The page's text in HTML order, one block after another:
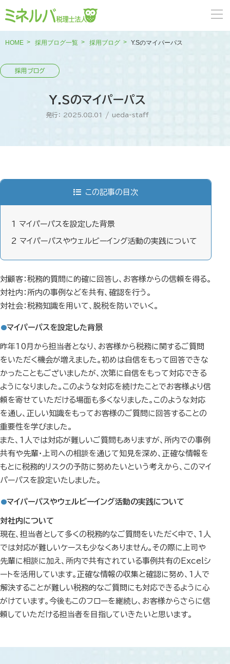
HOME 採用ブログ一覧 採用ブログ Y.Sのマイパーパス
Y.Sのマイパーパス
発行： 2025.08.01 / ueda-staff
この記事の目次
1 マイパーパスを設定した背景
2 マイパーパスやウェルビーイング活動の実践について
対顧客：税務的質問に的確に回答し、お客様からの信頼を得る。
対社内：所内の事例などを共有、確認を行う。
対社会：税務知識を用いて、脱税を防いでいく。
マイパーパスを設定した背景
昨年10月から担当者となり、お客様から税務に関するご質問
をいただく機会が増えました。初めは自信をもって回答できな
かったこともございましたが、次第に自信をもって対応できる
ようになりました。このような対応を続けたことでお客様より信
頼を寄せていただける場面も多くなりました。このような対応
を通し、正しい知識をもってお客様のご質問に回答することの
重要性を学びました。
また、1人では対応が難しいご質問もありますが、所内での事例
共有や先輩・上司への相談を通じて知見を深め、正確な情報を
もとに税務的リスクの予防に努めたいという考えから、このマイ
パーパスを設定いたしました。
マイパーパスやウェルビーイング活動の実践について
対社内について
現在、担当者として多くの税務的なご質問をいただく中で、1人
では対応が難しいケースも少なくありません。その際に上司や
先輩に相談に加え、所内で共有されている事例共有のExcelシ
ートを活用しています。正確な情報の収集と確認に努め、1人で
解決することが難しい税務的なご質問にも対応できるように心
がけています。今後もこのフローを継続し、お客様からさらに信
頼していただける担当者を目指していきたいと思います。